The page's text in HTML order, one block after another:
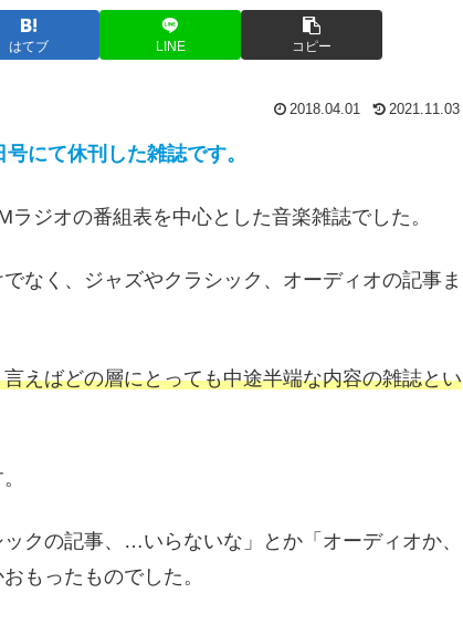
はてブ LINE コピー
2018.04.01 2021.11.03
にて休刊した雑誌です。
ジオの番組表を中心とした音楽雑誌でした。
なく、ジャズやクラシック、オーディオの記事ま
えばどの層にとっても中途半端な内容の雑誌とい
クの記事、…いらないな」とか「オーディオか、
もったものでした。